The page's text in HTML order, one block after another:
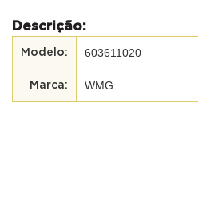
Descrição:
603611020
WMG